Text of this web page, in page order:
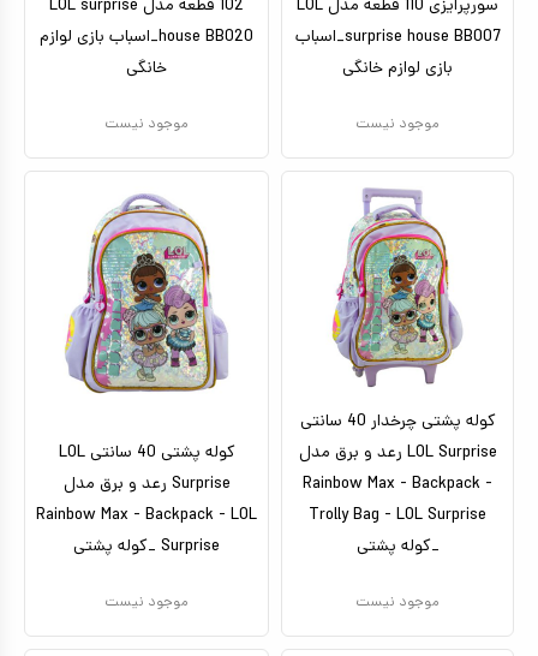
سورپرایزی 110 قطعه مدل LOL
surprise house BB007_اسباب
بازی لوازم خانگی
موجود نیست
102 قطعه مدل LOL surprise
house BB020_اسباب بازی لوازم
خانگی
موجود نیست
کوله پشتی چرخدار 40 سانتی
LOL Surprise رعد و برق مدل
Rainbow Max - Backpack -
Trolly Bag - LOL Surprise
_کوله پشتی
موجود نیست
کوله پشتی 40 سانتی LOL
Surprise رعد و برق مدل
Rainbow Max - Backpack - LOL
Surprise _کوله پشتی
موجود نیست